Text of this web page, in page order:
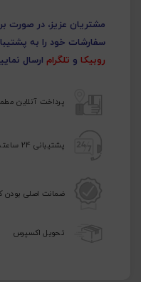
مشتریان عزیز، در صورت
سفارشات خود را به
روبیکا و تلگرام ارسال
پرداخت آنلاین
پشتیبانی 24 ساعته
ضمانت اصلی بودن
تحویل اکسپرس